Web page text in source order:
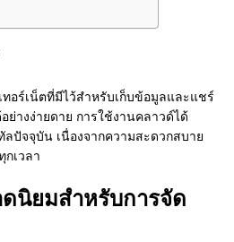
อร์เน็ตที่มีไว้สำหรับเก็บข้อมูลและแชร์
างง่ายดาย การใช้งานคลาวด์ได้
ลปัจจุบัน เนื่องจากความสะดวกสบาย
เวลา
นิยมสำหรับการจัด